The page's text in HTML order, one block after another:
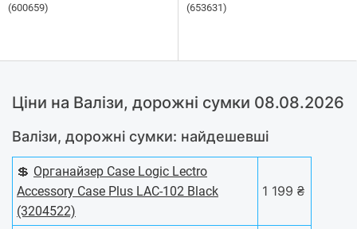
(600659)
(653631)
Ціни на Валізи, дорожні сумки 08.08.2026
Валізи, дорожні сумки: найдешевші
💲 Органайзер Case Logic Lectro
Accessory Case Plus LAC-102 Black
(3204522)
1 199 ₴